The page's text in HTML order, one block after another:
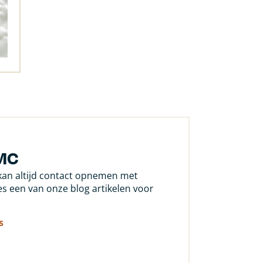
altijd contact opnemen met
een van onze blog artikelen voor